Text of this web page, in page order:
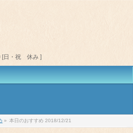
[日・祝 休み ]
» 本日のおすすめ 2018/12/21